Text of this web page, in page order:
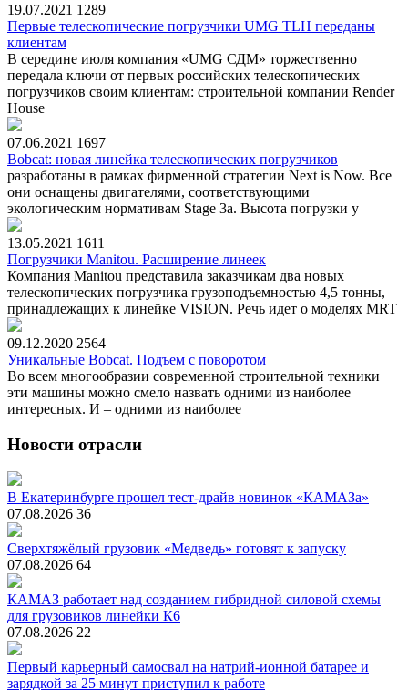
19.07.2021 1289
Первые телескопические погрузчики UMG TLH переданы
клиентам
В середине июля компания «UMG СДМ» торжественно
передала ключи от первых российских телескопических
погрузчиков своим клиентам: строительной компании Render
House
07.06.2021 1697
Bobcat: новая линейка телескопических погрузчиков
разработаны в рамках фирменной стратегии Next is Now. Все
они оснащены двигателями, соответствующими
экологическим нормативам Stage 3a. Высота погрузки у
13.05.2021 1611
Погрузчики Manitou. Расширение линеек
Компания Manitou представила заказчикам два новых
телескопических погрузчика грузоподъемностью 4,5 тонны,
принадлежащих к линейке VISION. Речь идет о моделях MRT
09.12.2020 2564
Уникальные Bobcat. Подъем с поворотом
Во всем многообразии современной строительной техники
эти машины можно смело назвать одними из наиболее
интересных. И – одними из наиболее
Новости отрасли
В Екатеринбурге прошел тест-драйв новинок «КАМАЗа»
07.08.2026 36
Сверхтяжёлый грузовик «Медведь» готовят к запуску
07.08.2026 64
КАМАЗ работает над созданием гибридной силовой схемы
для грузовиков линейки К6
07.08.2026 22
Первый карьерный самосвал на натрий-ионной батарее и
зарядкой за 25 минут приступил к работе